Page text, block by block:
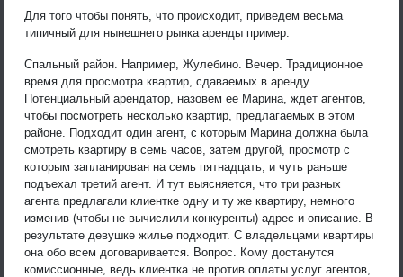
Для того чтобы понять, что происходит, приведем весьма
типичный для нынешнего рынка аренды пример.
Спальный район. Например, Жулебино. Вечер. Традиционное
время для просмотра квартир, сдаваемых в аренду.
Потенциальный арендатор, назовем ее Марина, ждет агентов,
чтобы посмотреть несколько квартир, предлагаемых в этом
районе. Подходит один агент, с которым Марина должна была
смотреть квартиру в семь часов, затем другой, просмотр с
которым запланирован на семь пятнадцать, и чуть раньше
подъехал третий агент. И тут выясняется, что три разных
агента предлагали клиентке одну и ту же квартиру, немного
изменив (чтобы не вычислили конкуренты) адрес и описание. В
результате девушке жилье подходит. С владельцами квартиры
она обо всем договаривается. Вопрос. Кому достанутся
комиссионные, ведь клиентка не против оплаты услуг агентов,